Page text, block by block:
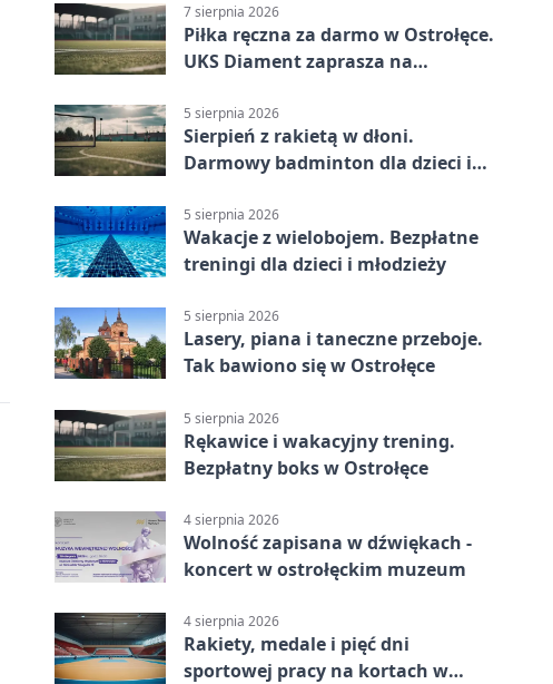
7 sierpnia 2026
Piłka ręczna za darmo w Ostrołęce.
UKS Diament zaprasza na
5 sierpnia 2026
Sierpień z rakietą w dłoni.
Darmowy badminton dla dzieci i
5 sierpnia 2026
Wakacje z wielobojem. Bezpłatne
treningi dla dzieci i młodzieży
5 sierpnia 2026
Lasery, piana i taneczne przeboje.
Tak bawiono się w Ostrołęce
5 sierpnia 2026
Rękawice i wakacyjny trening.
Bezpłatny boks w Ostrołęce
4 sierpnia 2026
Wolność zapisana w dźwiękach -
koncert w ostrołęckim muzeum
4 sierpnia 2026
Rakiety, medale i pięć dni
sportowej pracy na kortach w